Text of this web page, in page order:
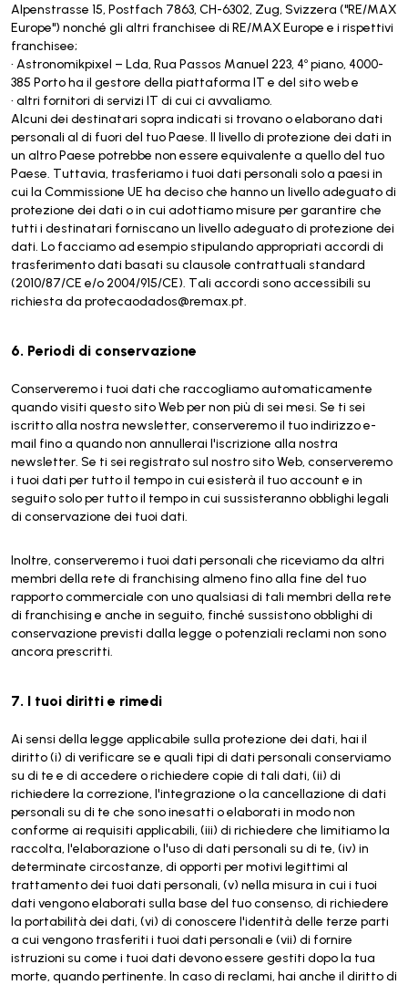
Alpenstrasse 15, Postfach 7863, CH-6302, Zug, Svizzera ("RE/MAX
Europe") nonché gli altri franchisee di RE/MAX Europe e i rispettivi
franchisee;
• Astronomikpixel – Lda, Rua Passos Manuel 223, 4º piano, 4000-
385 Porto ha il gestore della piattaforma IT e del sito web e
• altri fornitori di servizi IT di cui ci avvaliamo.
Alcuni dei destinatari sopra indicati si trovano o elaborano dati
personali al di fuori del tuo Paese. Il livello di protezione dei dati in
un altro Paese potrebbe non essere equivalente a quello del tuo
Paese. Tuttavia, trasferiamo i tuoi dati personali solo a paesi in
cui la Commissione UE ha deciso che hanno un livello adeguato di
protezione dei dati o in cui adottiamo misure per garantire che
tutti i destinatari forniscano un livello adeguato di protezione dei
dati. Lo facciamo ad esempio stipulando appropriati accordi di
trasferimento dati basati su clausole contrattuali standard
(2010/87/CE e/o 2004/915/CE). Tali accordi sono accessibili su
richiesta da protecaodados@remax.pt.
6. Periodi di conservazione
Conserveremo i tuoi dati che raccogliamo automaticamente
quando visiti questo sito Web per non più di sei mesi. Se ti sei
iscritto alla nostra newsletter, conserveremo il tuo indirizzo e-
mail fino a quando non annullerai l'iscrizione alla nostra
newsletter. Se ti sei registrato sul nostro sito Web, conserveremo
i tuoi dati per tutto il tempo in cui esisterà il tuo account e in
seguito solo per tutto il tempo in cui sussisteranno obblighi legali
di conservazione dei tuoi dati.
Inoltre, conserveremo i tuoi dati personali che riceviamo da altri
membri della rete di franchising almeno fino alla fine del tuo
rapporto commerciale con uno qualsiasi di tali membri della rete
di franchising e anche in seguito, finché sussistono obblighi di
conservazione previsti dalla legge o potenziali reclami non sono
ancora prescritti.
7. I tuoi diritti e rimedi
Ai sensi della legge applicabile sulla protezione dei dati, hai il
diritto (i) di verificare se e quali tipi di dati personali conserviamo
su di te e di accedere o richiedere copie di tali dati, (ii) di
richiedere la correzione, l'integrazione o la cancellazione di dati
personali su di te che sono inesatti o elaborati in modo non
conforme ai requisiti applicabili, (iii) di richiedere che limitiamo la
raccolta, l'elaborazione o l'uso di dati personali su di te, (iv) in
determinate circostanze, di opporti per motivi legittimi al
trattamento dei tuoi dati personali, (v) nella misura in cui i tuoi
dati vengono elaborati sulla base del tuo consenso, di richiedere
la portabilità dei dati, (vi) di conoscere l'identità delle terze parti
a cui vengono trasferiti i tuoi dati personali e (vii) di fornire
istruzioni su come i tuoi dati devono essere gestiti dopo la tua
morte, quando pertinente. In caso di reclami, hai anche il diritto di